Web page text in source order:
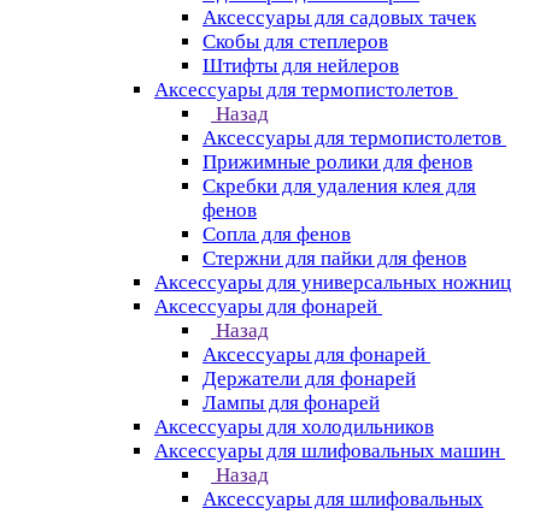
Аксессуары для садовых тачек
Скобы для степлеров
Штифты для нейлеров
Аксессуары для термопистолетов
Назад
Аксессуары для термопистолетов
Прижимные ролики для фенов
Скребки для удаления клея для
фенов
Сопла для фенов
Стержни для пайки для фенов
Аксессуары для универсальных ножниц
Аксессуары для фонарей
Назад
Аксессуары для фонарей
Держатели для фонарей
Лампы для фонарей
Аксессуары для холодильников
Аксессуары для шлифовальных машин
Назад
Аксессуары для шлифовальных